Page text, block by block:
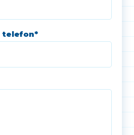
telefon*